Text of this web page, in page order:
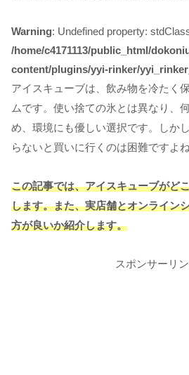
Warning: Undefined property:
/home/c4171113/public_html/
content/plugins/yyi-rinker/
アイスキューブは、飲み物を冷たく
ムです。使い捨ての氷とは異なり、
め、環境にも優しい選択です。しか
らないと買いに行くのは困難ですよね
この記事では、アイスキューブがど
します。また、実店舗とオンライン
方が良いか紹介します。
スポンサーリ